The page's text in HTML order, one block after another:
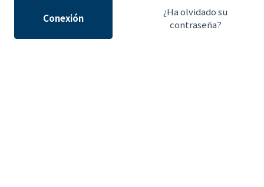
Conexión
¿Ha olvidado su
contraseña?